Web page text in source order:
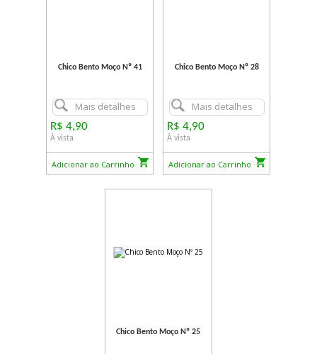
Chico Bento Moço Nº 41
Mais detalhes
R$ 4,90
À vista
Adicionar ao Carrinho
Chico Bento Moço Nº 28
Mais detalhes
R$ 4,90
À vista
Adicionar ao Carrinho
Chico Bento Moço Nº 25